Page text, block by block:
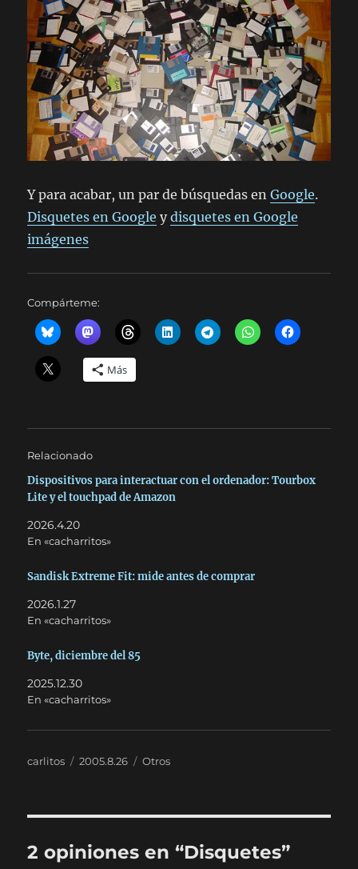
Y para acabar, un par de búsquedas enGoogle.
Disquetes en Google ydisquetes en Google
imágenes
Compárteme:
Más
Relacionado
Dispositivos para interactuar con el ordenador: Tourbox
Lite y el touchpad de Amazon
2026.4.20
En «cacharritos»
Sandisk Extreme Fit: mide antes de comprar
2026.1.27
En «cacharritos»
Byte, diciembre del 85
2025.12.30
En «cacharritos»
Autor
carlitos
Publicado
2005.8.26 Categorías
Otros
2 opiniones en “Disquetes”